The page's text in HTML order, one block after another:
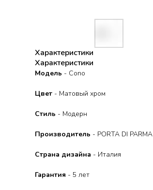
Характеристики
Характеристики
Модель - Cono
Цвет - Матовый хром
Стиль - Модерн
Производитель - PORTA DI PARMA
Страна дизайна - Италия
Гарантия - 5 лет